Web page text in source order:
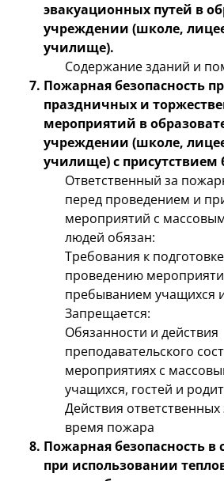
эвакуационных путей в
учреждении (школе,
училище).
Содержание зданий и
Пожарная безопасность
праздничных и
мероприятий в
учреждении (школе,
училище) с присутствием
Ответственный за
перед проведением и
мероприятий с
людей обязан:
Требования к
проведению
пребыванием учащихся
Запрещается:
Обязанности и действия
преподавательского
мероприятиях с
учащихся, гостей и
Действия
время пожара
Пожарная безопасность в
при использовании